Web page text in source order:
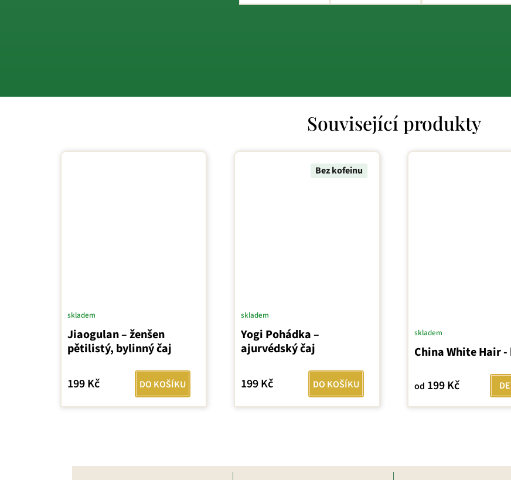
Související produkty
Jiaogulan – ženšen
pětilistý, bylinný čaj
skladem
199 Kč DO KOŠÍKU
Bez kofeinu
Yogi Pohádka –
ajurvédský čaj
skladem
199 Kč DO KOŠÍKU
China White Hair
skladem
od 199 Kč